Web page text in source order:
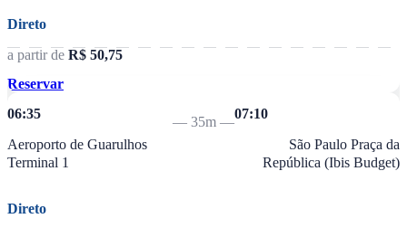
Direto
a partir de R$ 50,75
Reservar
06:35
Aeroporto de Guarulhos
Terminal 1
— 35m —
07:10
São Paulo Praça da
República (Ibis Budget)
Direto